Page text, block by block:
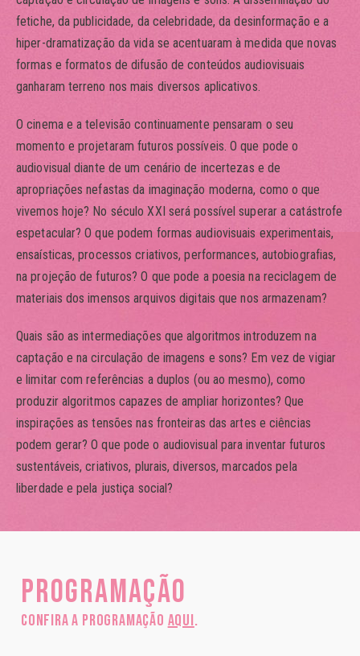
fetiche, da publicidade, da celebridade, da desinformação e a
hiper-dramatização da vida se acentuaram à medida que novas
formas e formatos de difusão de conteúdos audiovisuais
ganharam terreno nos mais diversos aplicativos.
O cinema e a televisão continuamente pensaram o seu
momento e projetaram futuros possíveis. O que pode o
audiovisual diante de um cenário de incertezas e de
apropriações nefastas da imaginação moderna, como o que
vivemos hoje? No século XXI será possível superar a catástrofe
espetacular? O que podem formas audiovisuais experimentais,
ensaísticas, processos criativos, performances, autobiografias,
na projeção de futuros? O que pode a poesia na reciclagem de
materiais dos imensos arquivos digitais que nos armazenam?
Quais são as intermediações que algoritmos introduzem na
captação e na circulação de imagens e sons? Em vez de vigiar
e limitar com referências a duplos (ou ao mesmo), como
produzir algoritmos capazes de ampliar horizontes? Que
inspirações as tensões nas fronteiras das artes e ciências
podem gerar? O que pode o audiovisual para inventar futuros
sustentáveis, criativos, plurais, diversos, marcados pela
liberdade e pela justiça social?
Programação
Confira a programação aqui.